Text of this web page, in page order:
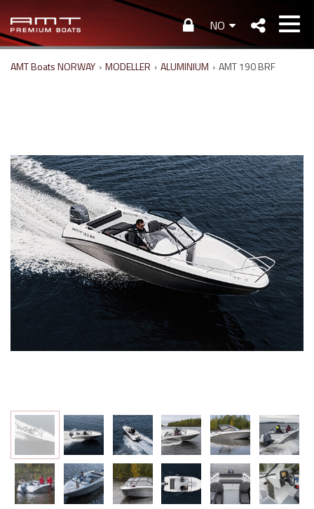
NO
AMT Boats NORWAY › MODELLER › ALUMINIUM › AMT 190 BRF